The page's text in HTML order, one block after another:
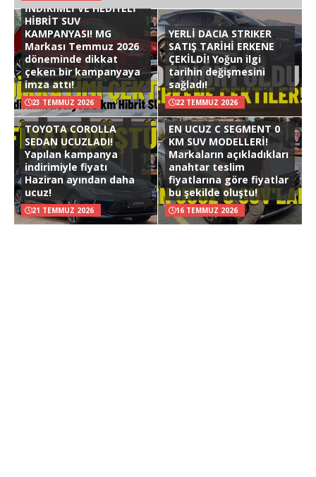
İNDİRİMLİ VE HEDİYELİ
HİBRİT SUV
KAMPANYASI! MG
Markası Temmuz 2026
döneminde dikkat
çeken bir kampanyaya
imza attı!
23 TEMMUZ 2026
YERLİ DACIA STRIKER
SATIŞ TARİHİ ERKENE
ÇEKİLDİ! Yoğun ilgi
tarihin değişmesini
sağladı!
22 TEMMUZ 2026
TOYOTA COROLLA
SEDAN UCUZLADI!
Yapılan kampanya
indirimiyle fiyatı
Haziran ayından daha
ucuz!
21 TEMMUZ 2026
EN UCUZ C SEGMENT 0
KM SUV MODELLERİ!
Markaların açıkladıkları
anahtar teslim
fiyatlarına göre fiyatlar
bu şekilde oluştu!
16 TEMMUZ 2026